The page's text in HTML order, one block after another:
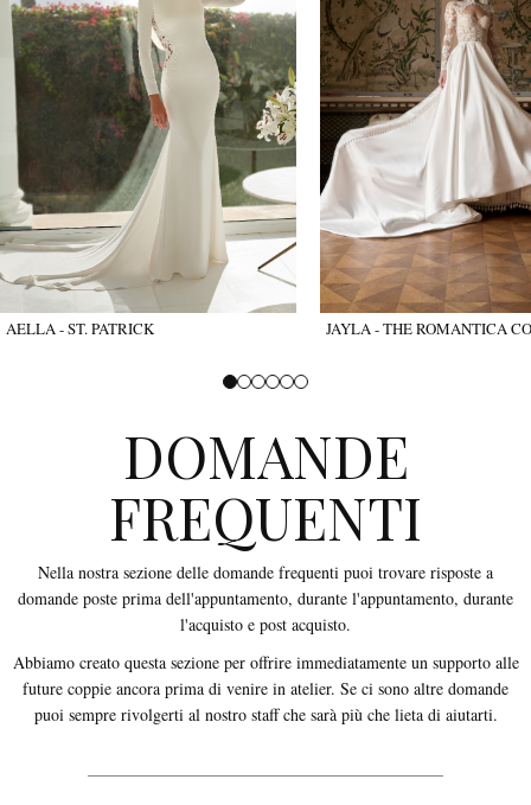
AELLA - ST. PATRICK JAYLA - THE ROMANTICA
DOMANDE
FREQUENTI
Nella nostra sezione delle domande frequenti puoi trovare risposte a
domande poste prima dell'appuntamento, durante l'appuntamento, durante
l'acquisto e post acquisto.
Abbiamo creato questa sezione per offrire immediatamente un supporto alle
future coppie ancora prima di venire in atelier. Se ci sono altre domande
puoi sempre rivolgerti al nostro staff che sarà più che lieta di aiutarti.